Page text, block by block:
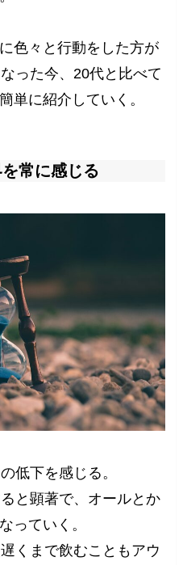
色々と行動をした方が
った今、20代と比べて
単に紹介していく。
常に感じる
低下を感じる。
と顕著で、オールとか
っていく。
くまで飲むこともアウ